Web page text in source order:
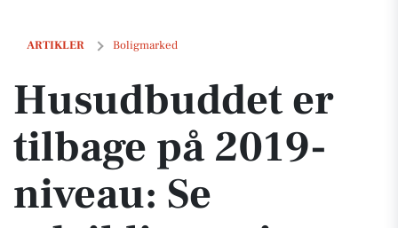
ARTIKLER Boligmarked
Husudbuddet er tilbage på 2019-niveau: Se udviklingen i Gentofte
Husudbuddet er
tilbage på 2019-
niveau: Se